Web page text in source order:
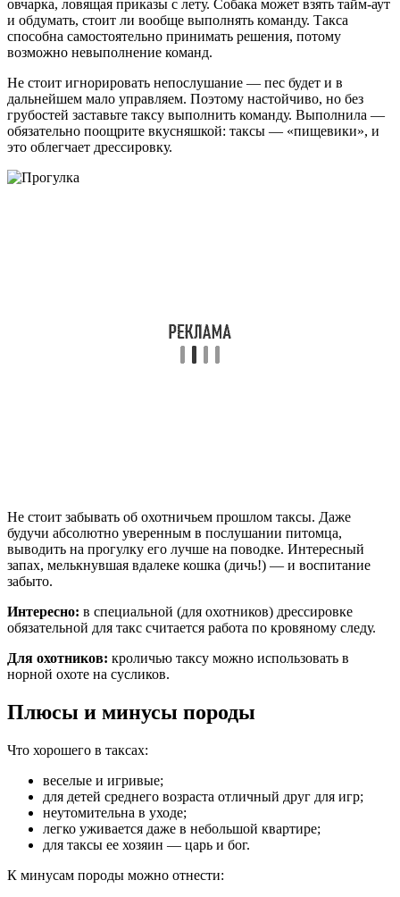
овчарка, ловящая приказы с лету. Собака может взять тайм-аут
и обдумать, стоит ли вообще выполнять команду. Такса
способна самостоятельно принимать решения, потому
возможно невыполнение команд.
Не стоит игнорировать непослушание — пес будет и в
дальнейшем мало управляем. Поэтому настойчиво, но без
грубостей заставьте таксу выполнить команду. Выполнила —
обязательно поощрите вкусняшкой: таксы — «пищевики», и
это облегчает дрессировку.
Не стоит забывать об охотничьем прошлом таксы. Даже
будучи абсолютно уверенным в послушании питомца,
выводить на прогулку его лучше на поводке. Интересный
запах, мелькнувшая вдалеке кошка (дичь!) — и воспитание
забыто.
Интересно: в специальной (для охотников) дрессировке
обязательной для такс считается работа по кровяному следу.
Для охотников: кроличью таксу можно использовать в
норной охоте на сусликов.
Плюсы и минусы породы
Что хорошего в таксах:
веселые и игривые;
для детей среднего возраста отличный друг для игр;
неутомительна в уходе;
легко уживается даже в небольшой квартире;
для таксы ее хозяин — царь и бог.
К минусам породы можно отнести: